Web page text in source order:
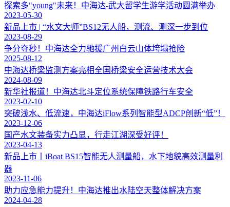
探索多"young"未来！中海达-武大留学生游学活动圆满举办
2023-05-30
新品上市 | “水文大师”BS12无人船，测流、测深一步到位
2023-08-29
争分夺秒！中海达全力驰援广州白云山体垮塌抢险
2025-08-12
中海达桥梁监测方案亮相全国桥梁安全运营技术大会
2024-08-09
新华社报道！中海达北斗定位系统保障铁路行车安全
2023-02-10
突破浅水、低流速，中海达iFlow系列智能型ADCP创新“低”！
2023-12-06
国产水文装备实力凸显，行走江湖深受好评！
2023-04-13
新品上市丨iBoat BS15智能无人测量船，水下地貌高效测量利
器
2023-11-06
助力应急能力提升！中海达推出水陆空天整体解决方案
2024-04-28